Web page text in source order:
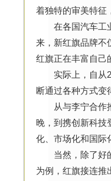
着独特的审美特征
在各国汽车工业
来，新红旗品牌不
红旗正在丰富自己
实际上，自从
断通过各种方式变
从与李宁合作推
晚，到携创新科
化、市场化和国际
当然，除了好的
为例，红旗接连推